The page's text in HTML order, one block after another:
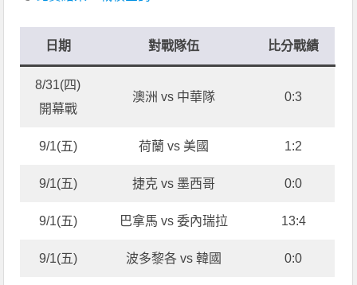
日期 對戰隊伍 比分戰績
8/31(四)
開幕戰
澳洲 vs 中華隊 0:3
9/1(五) 荷蘭 vs 美國 1:2
9/1(五) 捷克 vs 墨西哥 0:0
9/1(五) 巴拿馬 vs 委內瑞拉 13:4
9/1(五) 波多黎各 vs 韓國 0:0